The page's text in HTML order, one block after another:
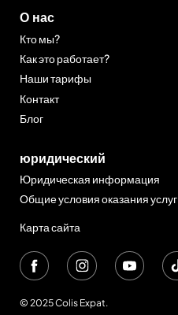
О нас
Кто мы?
Как это работает?
Наши тарифы
Контакт
Блог
юридический
Юридическая информация
Общие условия оказания услуг
Карта сайта
© 2025 Colis Expat.